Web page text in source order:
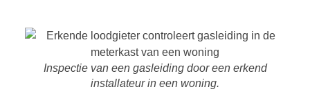
Inspectie van een gasleiding door een erkend
installateur in een woning.